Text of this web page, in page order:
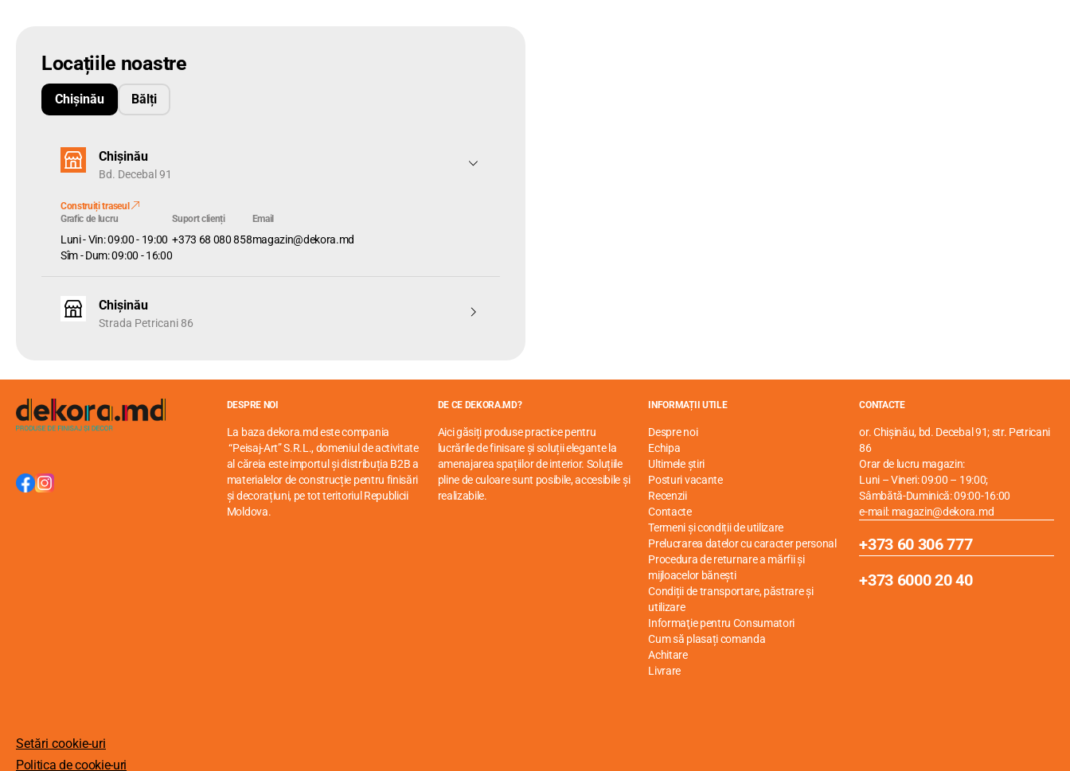
Locațiile noastre
Chișinău Bălți
Chișinău
Bd. Decebal 91
Construiți traseul
Grafic de lucru
Luni - Vin: 09:00 - 19:00
Sîm - Dum: 09:00 - 16:00
Suport clienți
+373 68 080 858
Email
magazin@dekora.md
Chișinău
Strada Petricani 86
DESPRE NOI
La baza dekora.md este compania
“Peisaj-Art” S.R.L., domeniul de activitate
al căreia este importul și distribuția B2B a
materialelor de construcție pentru finisări
și decorațiuni, pe tot teritoriul Republicii
Moldova.
DE CE DEKORA.MD?
Aici găsiți produse practice pentru
lucrările de finisare și soluții elegante la
amenajarea spațiilor de interior. Soluțiile
pline de culoare sunt posibile, accesibile și
realizabile.
INFORMAȚII UTILE
Despre noi
Echipa
Ultimele știri
Posturi vacante
Recenzii
Contacte
Termeni și condiții de utilizare
Prelucrarea datelor cu caracter personal
Procedura de returnare a mărfii și
mijloacelor bănești
Condiții de transportare, păstrare și
utilizare
Informaţie pentru Consumatori
Cum să plasați comanda
Achitare
Livrare
CONTACTE
or. Chișinău, bd. Decebal 91; str. Petricani
86
Orar de lucru magazin:
Luni – Vineri: 09:00 – 19:00;
Sâmbătă-Duminică: 09:00-16:00
e-mail: magazin@dekora.md
+373 60 306 777
+373 6000 20 40
Setări cookie-uri
Politica de cookie-uri